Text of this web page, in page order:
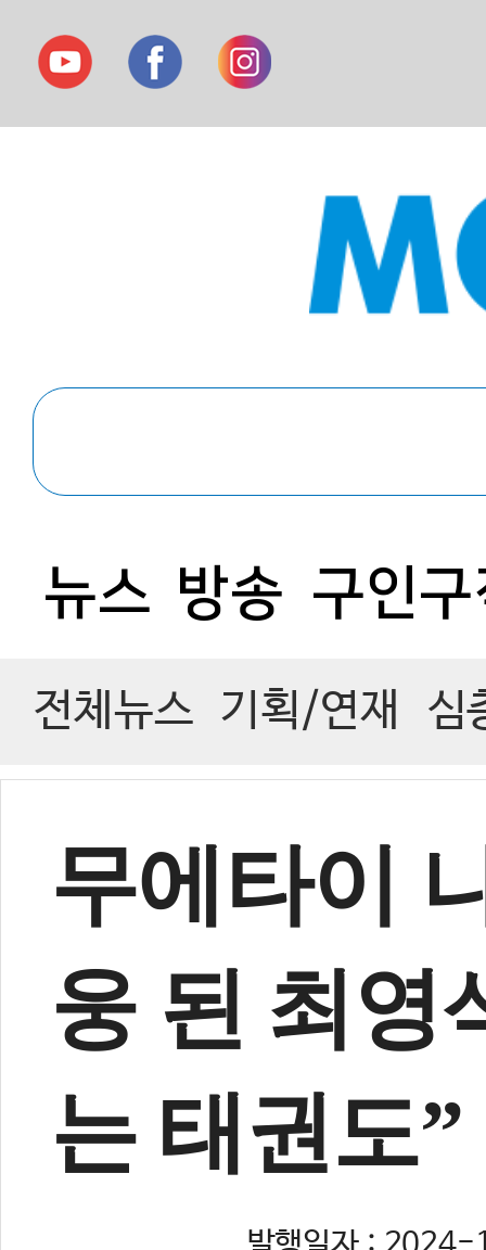
뉴스 방송 구인
전체뉴스 기획/연재 심
무에타이
웅 된 최영
는 태권도”